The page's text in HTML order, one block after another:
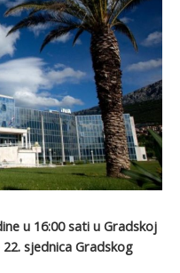
u 16:00 sati u Gradskoj
sjednica Gradskog